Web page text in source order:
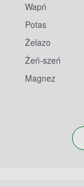
Wapń
Potas
Żelazo
Żeń-szeń
Magnez